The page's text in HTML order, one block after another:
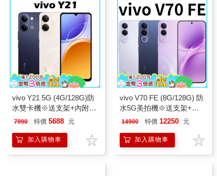
vivo Y21 5G (4G/128G)防
水雙卡機※送支架+內附保
護殼※
7990 特價 5688 元
加入購物車
vivo V70 FE (8G/128G) 防
水5G美拍機※送支架+內
附保護殼※
14900 特價 12250 元
加入購物車